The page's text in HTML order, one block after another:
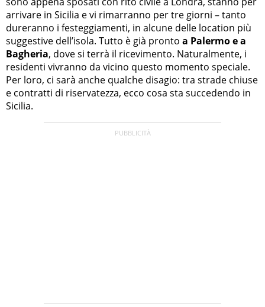
arrivare in Sicilia e vi rimarranno per tre giorni – tanto
dureranno i festeggiamenti, in alcune delle location più
suggestive dell’isola. Tutto è già pronto a Palermo e a
Bagheria, dove si terrà il ricevimento. Naturalmente, i
residenti vivranno da vicino questo momento speciale.
Per loro, ci sarà anche qualche disagio: tra strade chiuse
e contratti di riservatezza, ecco cosa sta succedendo in
Sicilia.